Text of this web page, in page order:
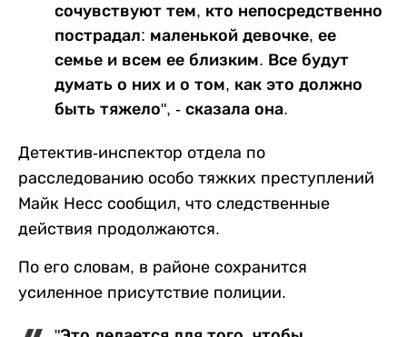
сочувствуют тем, кто непосредственно
пострадал: маленькой девочке, ее
семье и всем ее близким. Все будут
думать о них и о том, как это должно
быть тяжело", - сказала она.
Детектив-инспектор отдела по
расследованию особо тяжких преступлений
Майк Несс сообщил, что следственные
действия продолжаются.
По его словам, в районе сохранится
усиленное присутствие полиции.